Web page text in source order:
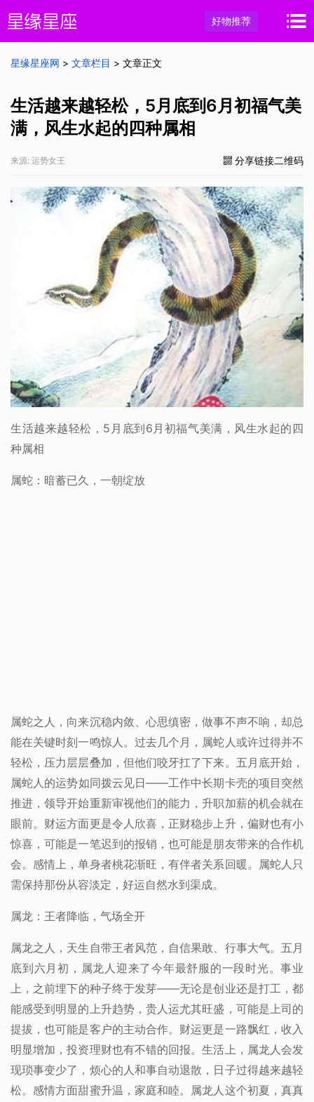
好物推荐
星缘星座网 > 文章栏目 > 文章正文
生活越来越轻松，5月底到6月初福气美
满，风生水起的四种属相
来源: 运势女王 分享链接二维码
生活越来越轻松，5月底到6月初福气美满，风生水起的四
种属相
属蛇：暗蓄已久，一朝绽放
属蛇之人，向来沉稳内敛、心思缜密，做事不声不响，却总
能在关键时刻一鸣惊人。过去几个月，属蛇人或许过得并不
轻松，压力层层叠加，但他们咬牙扛了下来。五月底开始，
属蛇人的运势如同拨云见日——工作中长期卡壳的项目突然
推进，领导开始重新审视他们的能力，升职加薪的机会就在
眼前。财运方面更是令人欣喜，正财稳步上升，偏财也有小
惊喜，可能是一笔迟到的报销，也可能是朋友带来的合作机
会。感情上，单身者桃花渐旺，有伴者关系回暖。属蛇人只
需保持那份从容淡定，好运自然水到渠成。
属龙：王者降临，气场全开
属龙之人，天生自带王者风范，自信果敢、行事大气。五月
底到六月初，属龙人迎来了今年最舒服的一段时光。事业
上，之前埋下的种子终于发芽——无论是创业还是打工，都
能感受到明显的上升趋势，贵人运尤其旺盛，可能是上司的
提拔，也可能是客户的主动合作。财运更是一路飘红，收入
明显增加，投资理财也有不错的回报。生活上，属龙人会发
现琐事变少了，烦心的人和事自动退散，日子过得越来越轻
松。感情方面甜蜜升温，家庭和睦。属龙人这个初夏，真真